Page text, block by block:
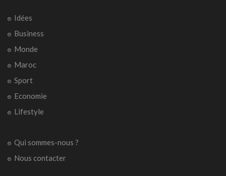
Idées
Business
Monde
Maroc
Sport
Economie
Lifestyle
Qui sommes-nous ?
Nous contacter